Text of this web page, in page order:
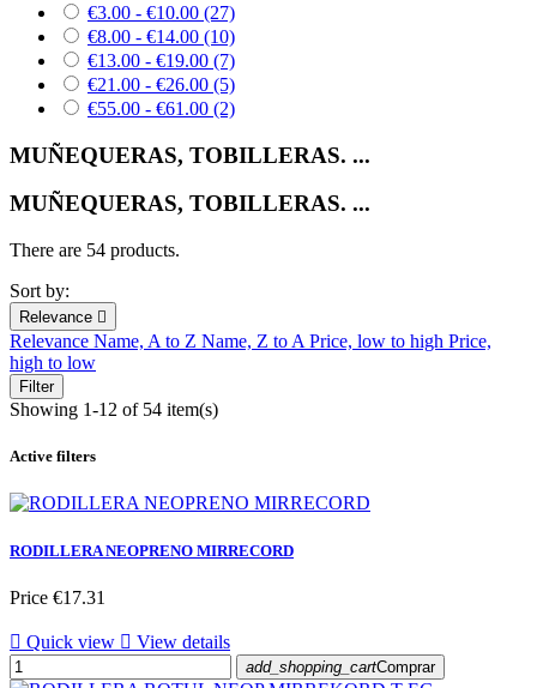
€3.00 - €10.00 (27)
€8.00 - €14.00 (10)
€13.00 - €19.00 (7)
€21.00 - €26.00 (5)
€55.00 - €61.00 (2)
MUÑEQUERAS, TOBILLERAS. ...
MUÑEQUERAS, TOBILLERAS. ...
There are 54 products.
Sort by:
Relevance 
Relevance Name, A to Z Name, Z to A Price, low to high Price,
high to low
Filter
Showing 1-12 of 54 item(s)
Active filters
RODILLERA NEOPRENO MIRRECORD
Price €17.31
 Quick view  View details
add_shopping_cartComprar